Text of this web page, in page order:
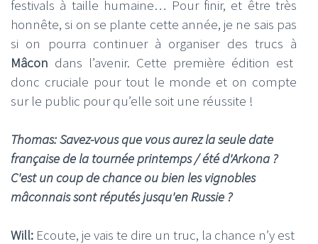
festivals à taille humaine… Pour finir, et être très
honnête, si on se plante cette année, je ne sais pas
si on pourra continuer à organiser des trucs à
Mâcon dans l’avenir. Cette première édition est
donc cruciale pour tout le monde et on compte
sur le public pour qu’elle soit une réussite !
Thomas: Savez-vous que vous aurez la seule date
française de la tournée printemps / été d'Arkona ?
C'est un coup de chance ou bien les vignobles
mâconnais sont réputés jusqu'en Russie ?
Will: Ecoute, je vais te dire un truc, la chance n’y est